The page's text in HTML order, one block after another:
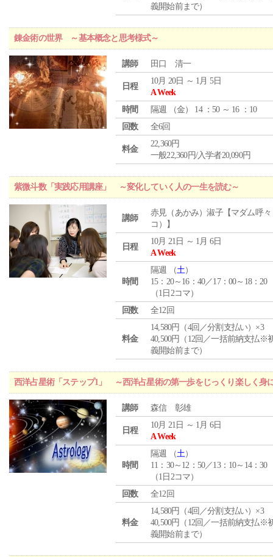
義開始前まで）
錬金術の世界 ～基本概念と思考様式～
講師 田口 清一
日程
10月 20日 ～ 1月 5日
A Week
時間
隔週 （金） 14 ：50 ～ 16 ：10
回数
全6回
料金
22,360円
一般22,360円/入学者20,090円
紫微斗数「実践応用講座」 ～変化していく人の一生を読む～
講師
赤見（あかみ）淑子【マダム呼々
コ）】
日程
10月 21日 ～ 1月 6日
A Week
時間
隔週 （土）
15：20～16：40／17：00～18：20
（1日2コマ）
回数
全12回
料金
14,580円（4回／分割支払い）×3
40,500円（12回／一括前納支払※
義開始前まで）
西洋占星術「ステップ1」 ～西洋占星術の第一歩をじっくり楽しく身
講師 森信 彰雄
日程
10月 21日 ～ 1月 6日
A Week
時間
隔週 （土）
11：30～12：50／13：10～14：30
（1日2コマ）
回数
全12回
料金
14,580円（4回／分割支払い）×3
40,500円（12回／一括前納支払※
義開始前まで）